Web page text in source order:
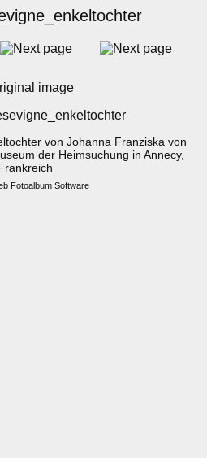
von Johanna Franziska von
der Heimsuchung in Annecy,
Fotoalbum Software